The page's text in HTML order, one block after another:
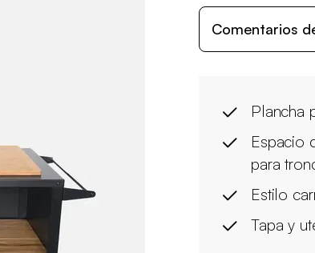
Comentarios
Plancha
Espacio
para
Estilo
Tapa y